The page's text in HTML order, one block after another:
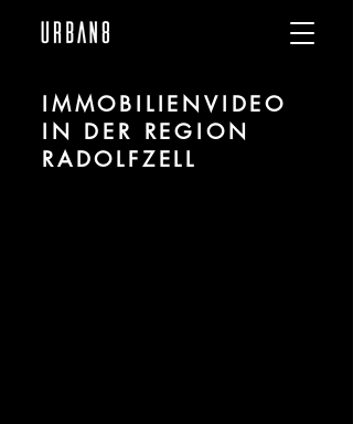
IMMOBILIENVIDEO
IN DER REGION
RADOLFZELL